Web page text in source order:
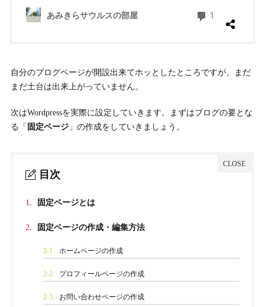
自分のブログページが開設出来てホッとしたところですが、まだ
まだ土台は出来上がっていません。
次はWordpressを実際に設定していきます。まずはブログの要とな
る「 固定ページ」の作成をしていきましょう。
目次
1. 固定ページとは
2. 固定ページの作成・編集方法
2-1. ホームページの作成
2-2. プロフィールページの作成
2-3. お問い合わせページの作成